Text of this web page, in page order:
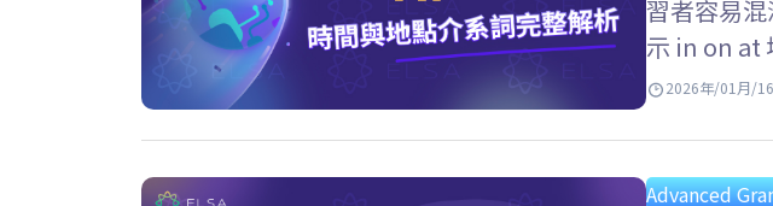
習者容易
示 in on at
章將幫助
2026年/01月/
Advanced